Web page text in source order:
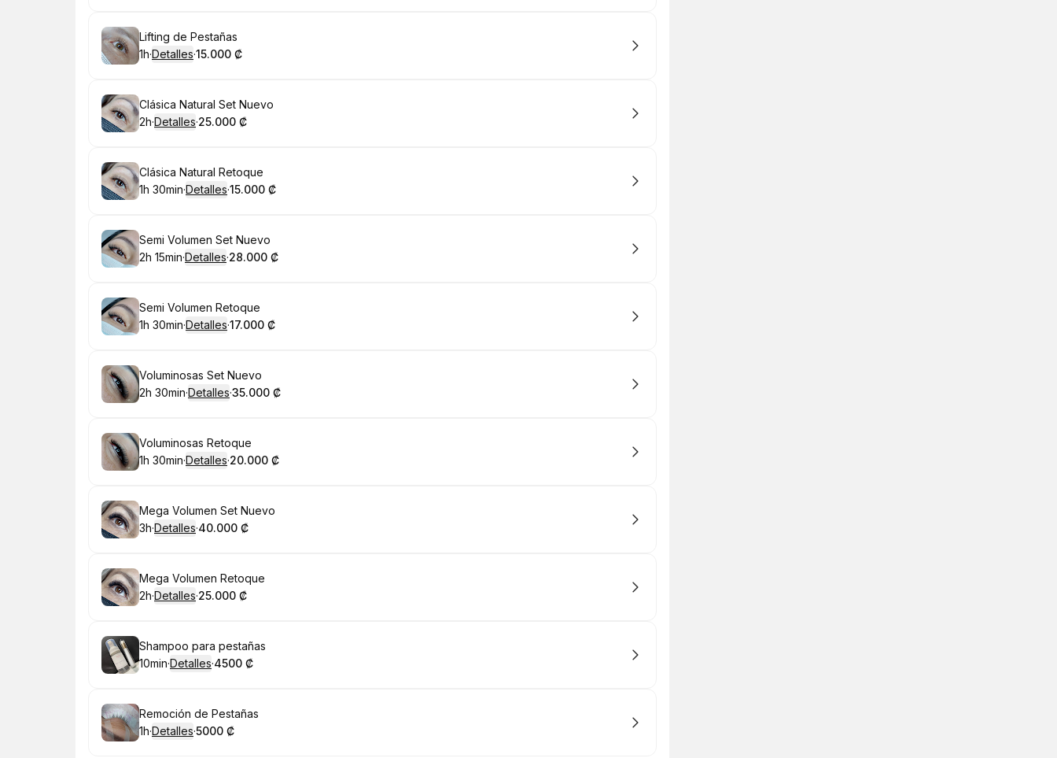
Reservar
Lifting de Pestañas
.Duración:
1h·Detalles·
.Precio:
15.000 ₡
Reservar
Clásica Natural Set Nuevo
.Duración:
2h·Detalles·
.Precio:
25.000 ₡
Reservar
Clásica Natural Retoque
.Duración:
1h 30min·Detalles·
.Precio:
15.000 ₡
Reservar
Semi Volumen Set Nuevo
.Duración:
2h 15min·Detalles·
.Precio:
28.000 ₡
Reservar
Semi Volumen Retoque
.Duración:
1h 30min·Detalles·
.Precio
17.000 ₡
Reservar
Voluminosas Set Nuevo
.Duración:
2h 30min·Detalles·
.Precio:
35.000 ₡
Reservar
Voluminosas Retoque
.Duración:
1h 30min·Detalles·
.Precio:
20.000 ₡
Reservar
Mega Volumen Set Nuevo
.Duración:
3h·Detalles·
.Precio:
40.000 ₡
Reservar
Mega Volumen Retoque
.Duración:
2h·Detalles·
.Precio:
25.000 ₡
Reservar
Shampoo para pestañas
.Duración:
10min·Detalles·
.Precio
4500 ₡
Reservar
Remoción de Pestañas
.Duración:
1h·Detalles·
.Precio
5000 ₡